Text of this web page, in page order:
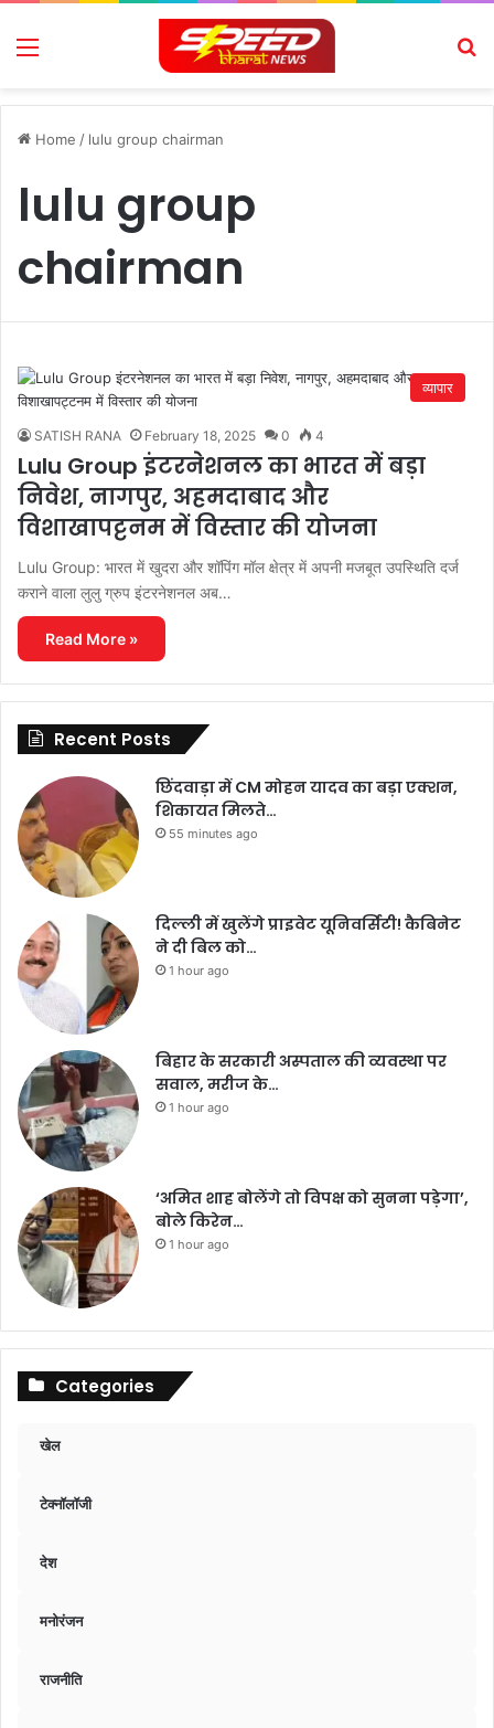
Menu
Home / lulu group chairman
lulu group
chairman
व्यापार
SATISH RANA February 18, 2025 0 4
Lulu Group इंटरनेशनल का भारत में बड़ा
निवेश, नागपुर, अहमदाबाद और
विशाखापट्टनम में विस्तार की योजना
Lulu Group: भारत में खुदरा और शॉपिंग मॉल क्षेत्र में अपनी मजबूत उपस्थिति दर्ज
कराने वाला लुलु ग्रुप इंटरनेशनल अब…
Read More »
Recent Posts
छिंदवाड़ा में CM मोहन यादव का बड़ा एक्शन,
शिकायत मिलते…
55 minutes ago
दिल्ली में खुलेंगे प्राइवेट यूनिवर्सिटी! कैबिनेट
ने दी बिल को…
1 hour ago
बिहार के सरकारी अस्पताल की व्यवस्था पर
सवाल, मरीज के…
1 hour ago
‘अमित शाह बोलेंगे तो विपक्ष को सुनना पड़ेगा’,
बोले किरेन…
1 hour ago
Categories
खेल
टेक्नॉलॉजी
देश
मनोरंजन
राजनीति